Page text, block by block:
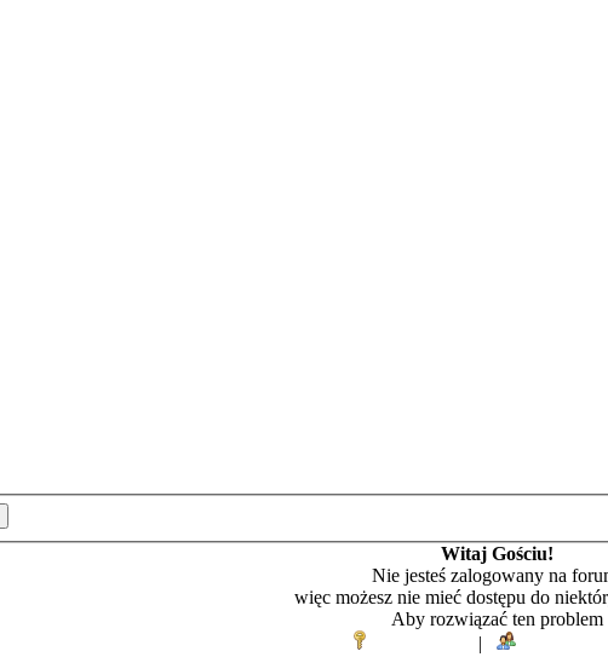
Witaj Gościu!
Nie jesteś zalogowany na
więc możesz nie mieć dostępu do
Aby rozwiązać ten problem
|